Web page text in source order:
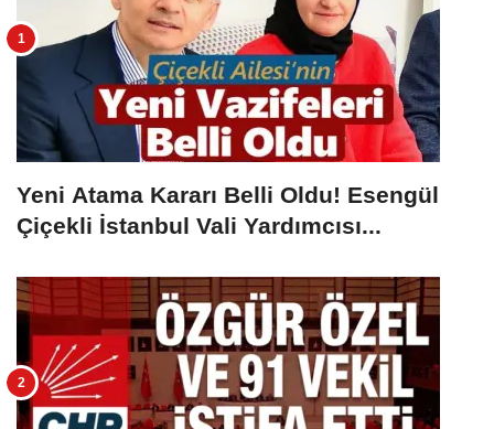
Yeni Atama Kararı Belli Oldu! Esengül
Çiçekli İstanbul Vali Yardımcısı...